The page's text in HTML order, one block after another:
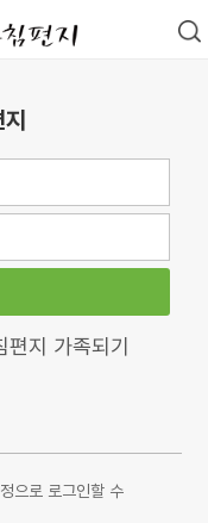
편지 가족되기
으로 로그인할 수